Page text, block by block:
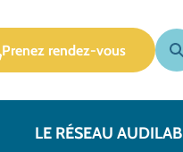
Prenez rendez-vous
LE RÉSEAU AUDILAB